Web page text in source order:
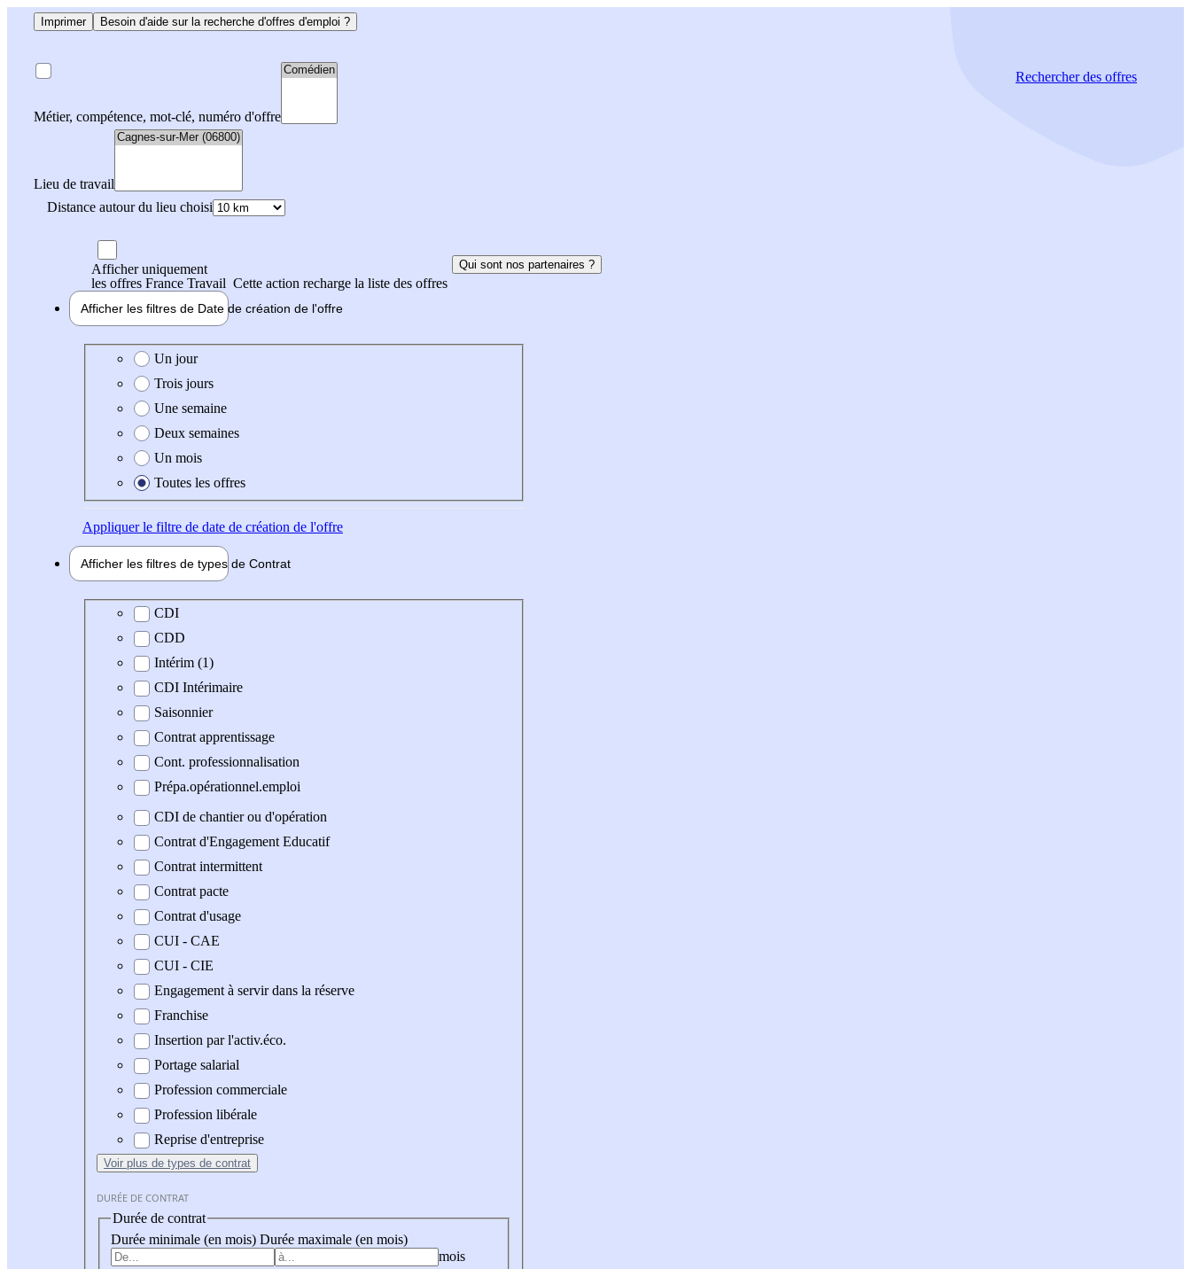
Imprimer Besoin d'aide sur la recherche d'offres d'emploi ?
Métier, compétence, mot-clé, numéro d'offre
Lieu de travail
Distance autour du lieu choisi
Rechercherdes offres
Afficher uniquement
les offres France Travail Cette action recharge la liste des offres
Qui sont nos partenaires ?
Afficher les filtres de Date de création de l'offre
Date de création de l'offre
Un jour
Trois jours
Une semaine
Deux semaines
Un mois
Toutes les offres
Appliquerle filtre de date de création de l'offre
Afficher les filtres de types de Contrat
Type de contrat
CDI
CDD
Intérim (1)
CDI Intérimaire
Saisonnier
Contrat apprentissage
Cont. professionnalisation
Prépa.opérationnel.emploi
CDI de chantier ou d'opération
Contrat d'Engagement Educatif
Contrat intermittent
Contrat pacte
Contrat d'usage
CUI - CAE
CUI - CIE
Engagement à servir dans la réserve
Franchise
Insertion par l'activ.éco.
Portage salarial
Profession commerciale
Profession libérale
Reprise d'entreprise
Voir plus de types de contrat
DURÉE DE CONTRAT
Durée de contrat
Durée minimale (en mois) Durée maximale (en mois)
mois